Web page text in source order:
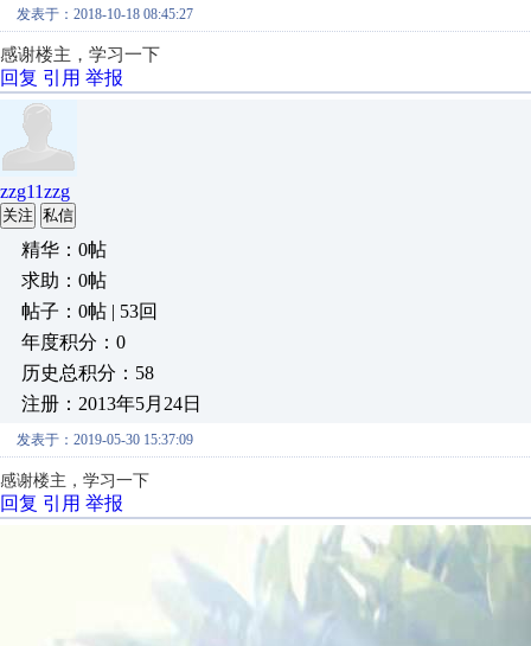
发表于：2018-10-18 08:45:27
感谢楼主，学习一下
回复 引用 举报
zzg11zzg
关注 私信
精华：0帖
求助：0帖
帖子：0帖 | 53回
年度积分：0
历史总积分：58
注册：2013年5月24日
发表于：2019-05-30 15:37:09
感谢楼主，学习一下
回复 引用 举报